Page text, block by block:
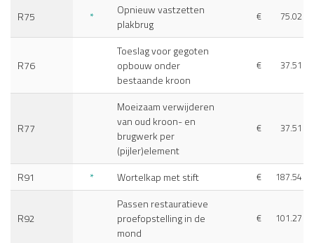
R75 *
Opnieuw vastzetten
plakbrug
€ 75.02
R76
Toeslag voor gegoten
opbouw onder
bestaande kroon
€ 37.51
R77
Moeizaam verwijderen
van oud kroon- en
brugwerk per
(pijler)element
€ 37.51
R91 * Wortelkap met stift € 187.54
R92
Passen restauratieve
proefopstelling in de
mond
€ 101.27